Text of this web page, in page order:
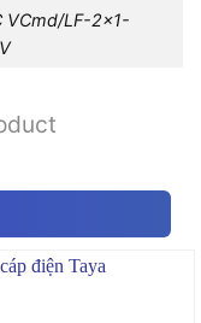
VCmd/LF-2×1-